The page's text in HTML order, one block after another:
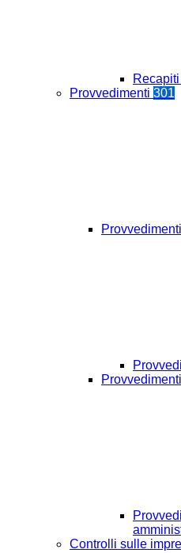
Provvedimenti 301
Controlli sulle